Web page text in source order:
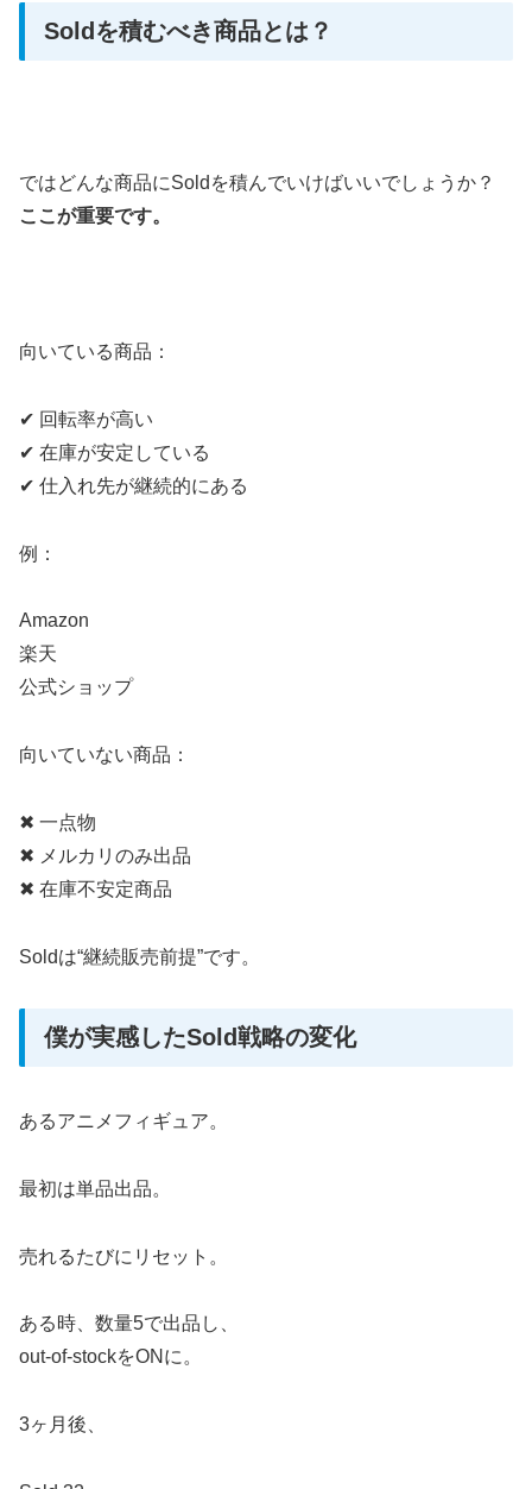
Soldを積むべき商品とは？
ではどんな商品にSoldを積んでいけばいいでしょうか？
ここが重要です。
向いている商品：
✔ 回転率が高い
✔ 在庫が安定している
✔ 仕入れ先が継続的にある
例：
Amazon
楽天
公式ショップ
向いていない商品：
✖ 一点物
✖ メルカリのみ出品
✖ 在庫不安定商品
Soldは“継続販売前提”です。
僕が実感したSold戦略の変化
あるアニメフィギュア。
最初は単品出品。
売れるたびにリセット。
ある時、数量5で出品し、
out-of-stockをONに。
3ヶ月後、